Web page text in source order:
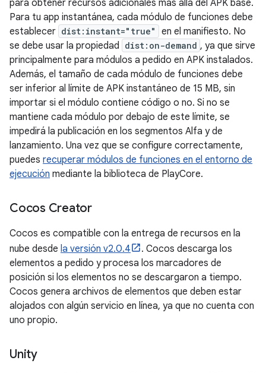
para obtener recursos adicionales más allá del APK base.
Para tu app instantánea, cada módulo de funciones debe
establecer dist:instant="true"
en el manifiesto. No
se debe usar la propiedad dist:on-demand , ya que sirve
principalmente para módulos a pedido en APK instalados.
Además, el tamaño de cada módulo de funciones debe
ser inferior al límite de APK instantáneo de 15 MB, sin
importar si el módulo contiene código o no. Si no se
mantiene cada módulo por debajo de este límite, se
impedirá la publicación en los segmentos Alfa y de
lanzamiento. Una vez que se configure correctamente,
puedes recuperar módulos de funciones en el entorno de
ejecución mediante la biblioteca de PlayCore.
Cocos Creator
Cocos es compatible con la entrega de recursos en la
nube desde la versión v2.0.4
. Cocos descarga los
elementos a pedido y procesa los marcadores de
posición si los elementos no se descargaron a tiempo.
Cocos genera archivos de elementos que deben estar
alojados con algún servicio en línea, ya que no cuenta con
uno propio.
Unity